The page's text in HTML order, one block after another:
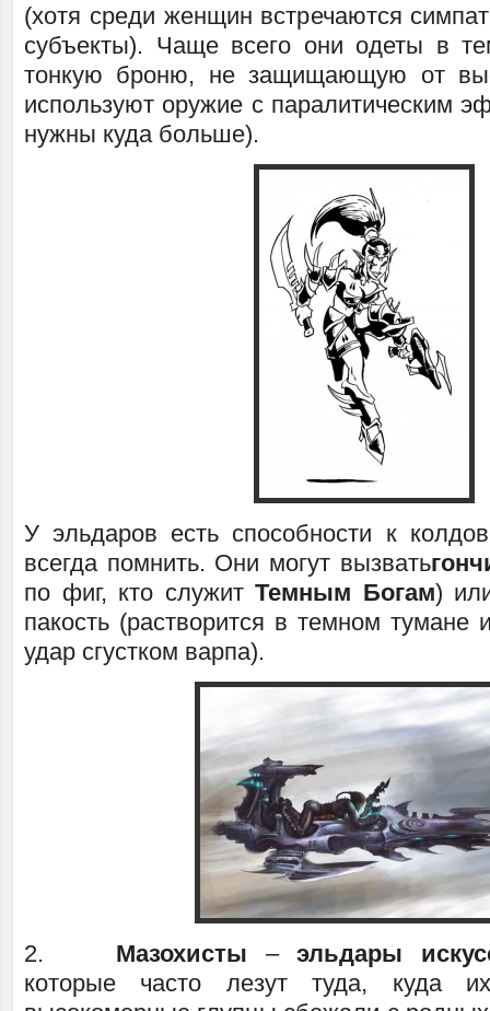
(хотя среди женщин встречаются
субъекты). Чаще всего они одеты в
тонкую броню, не защищающую от
используют оружие с паралитическим
нужны куда больше).
У эльдаров есть способности к
всегда помнить. Они могут вызвать
по фиг, кто служит Темным Богам)
пакость (растворится в темном тумане
удар сгустком варпа).
2. Мазохисты – эльдары
которые часто лезут туда, куда